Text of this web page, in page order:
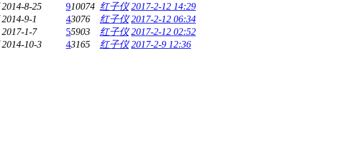
2014-8-25 910074 红子仪 2017-2-12 14:29
2014-9-1 43076 红子仪 2017-2-12 06:34
2017-1-7 55903 红子仪 2017-2-12 02:52
2014-10-3 43165 红子仪 2017-2-9 12:36